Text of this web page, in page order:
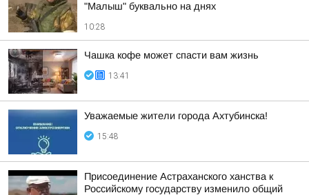
"Малыш" буквально на днях
10:28
Чашка кофе может спасти вам жизнь
13:41
Уважаемые жители города Ахтубинска!
15:48
Присоединение Астраханского ханства к
Российскому государству изменило общий